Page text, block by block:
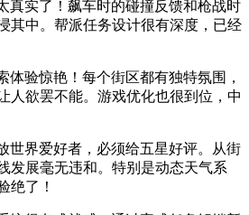
真实了！飙车时的碰撞反馈和枪战时
其中。帮派任务设计很有深度，已经
体验惊艳！每个街区都有独特氛围，
人欲罢不能。游戏优化也很到位，中
世界爱好者，必须给五星好评。从街
发展毫无违和。特别是动态天气系
绝了！